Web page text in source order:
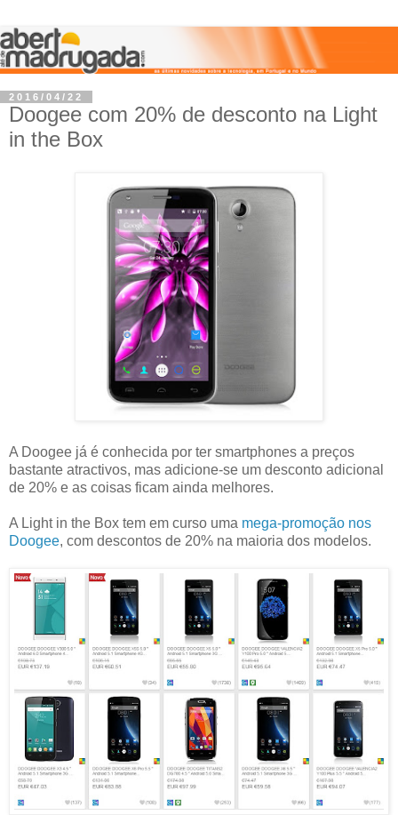
2016/04/22
Doogee com 20% de desconto na Light
in the Box
A Doogee já é conhecida por ter smartphones a preços
bastante atractivos, mas adicione-se um desconto adicional
de 20% e as coisas ficam ainda melhores.
A Light in the Box tem em curso uma mega-promoção nos
Doogee, com descontos de 20% na maioria dos modelos.